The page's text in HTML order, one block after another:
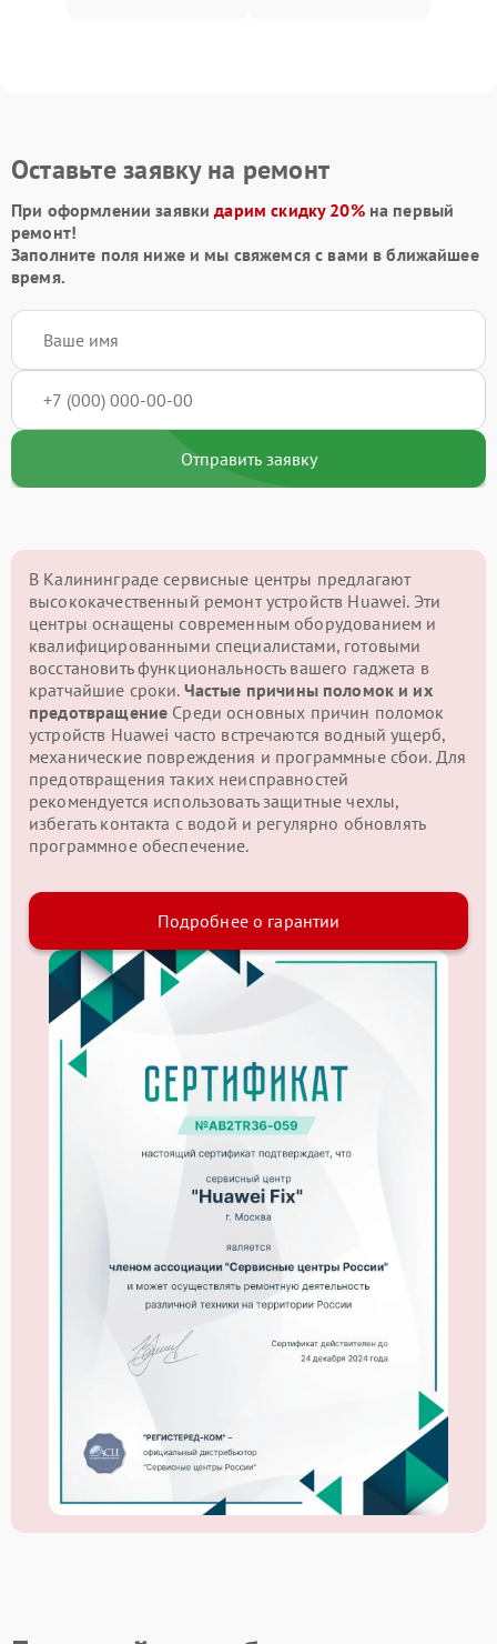
Оставьте заявку на ремонт
При оформлении заявкидарим скидку 20%на первый
ремонт!
Заполните поля ниже и мы свяжемся с вами в ближайшее
время.
Отправить заявку
В Калининграде сервисные центры предлагают
высококачественный ремонт устройств Huawei. Эти
центры оснащены современным оборудованием и
квалифицированными специалистами, готовыми
восстановить функциональность вашего гаджета в
кратчайшие сроки. Частые причины поломок и их
предотвращение Среди основных причин поломок
устройств Huawei часто встречаются водный ущерб,
механические повреждения и программные сбои. Для
предотвращения таких неисправностей
рекомендуется использовать защитные чехлы,
избегать контакта с водой и регулярно обновлять
программное обеспечение.
Подробнее о гарантии